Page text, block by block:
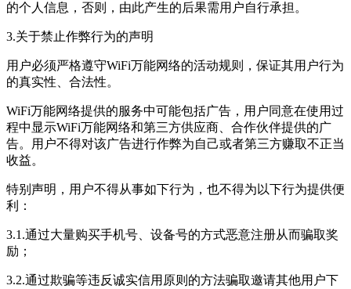
的个人信息，否则，由此产生的后果需用户自行承担。
3.关于禁止作弊行为的声明
用户必须严格遵守WiFi万能网络的活动规则，保证其用户行为
的真实性、合法性。
WiFi万能网络提供的服务中可能包括广告，用户同意在使用过
程中显示WiFi万能网络和第三方供应商、合作伙伴提供的广
告。用户不得对该广告进行作弊为自己或者第三方赚取不正当
收益。
特别声明，用户不得从事如下行为，也不得为以下行为提供便
利：
3.1.通过大量购买手机号、设备号的方式恶意注册从而骗取奖
励；
3.2.通过欺骗等违反诚实信用原则的方法骗取邀请其他用户下